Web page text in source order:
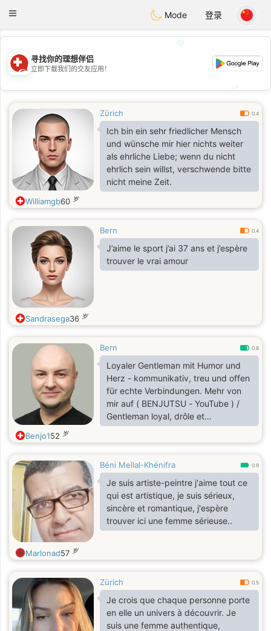
Suissi
Toggle
Mode 登录
💖
💕
寻找你的理想伴侣
立即下载我们的交友应用！
Zürich 0.4
Ich bin ein sehr friedlicher Mensch
und wünsche mir hier nichts weiter
als ehrliche Liebe; wenn du nicht
ehrlich sein willst, verschwende bitte
nicht meine Zeit.
Williamgb60 岁
Bern 0.4
J’aime le sport j’ai 37 ans et j’espère
trouver le vrai amour
Sandrasega36 岁
Bern 0.8
Loyaler Gentleman mit Humor und
Herz - kommunikativ, treu und offen
für echte Verbindungen. Mehr von
mir auf ( BENJUTSU - YouTube ) /
Gentleman loyal, drôle et
communicatif - prêt à partager des
moments sincères et pleins de rires.
YouTube )
Benjo152 岁
Béni Mellal-Khénifra 0.9
Je suis artiste-peintre j'aime tout ce
qui est artistique, je suis sérieux,
sincère et romantique, j'espère
trouver ici une femme sérieuse..
Marlonad57 岁
Zürich 0.5
Je crois que chaque personne porte
en elle un univers à découvrir. Je
suis une femme authentique,